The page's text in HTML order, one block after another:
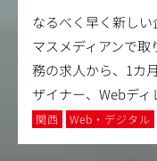
なるべく早く新しい
マスメディアンで
務の求人から、1カ
ザイナー、Webデ
関西 Web・デジタル